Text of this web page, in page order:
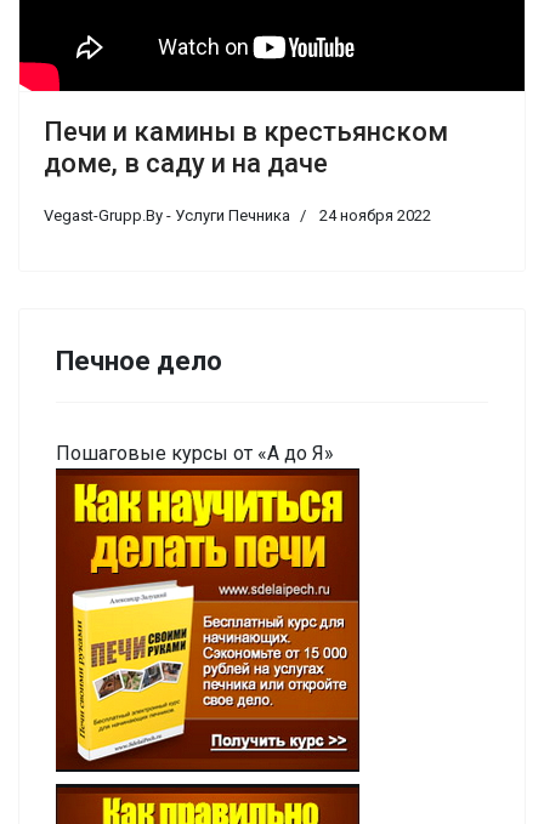
Печи и камины в крестьянском
доме, в саду и на даче
Vegast-Grupp.By - Услуги Печника 24 ноября 2022
Печное дело
Пошаговые курсы от «А до Я»